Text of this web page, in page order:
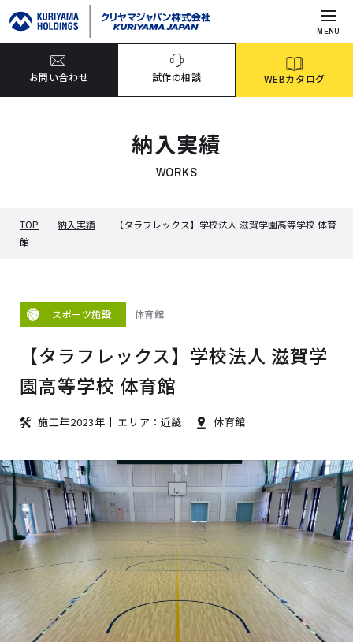
MENU
お問い合わせ 試作の相談 WEBカタログ
納入実績
WORKS
TOP 納入実績
【タラフレックス】学校法人 滋賀学園高等学校 体育
館
スポーツ施設 体育館
【タラフレックス】学校法人 滋賀学
園高等学校 体育館
施工年2023年 エリア：近畿 体育館